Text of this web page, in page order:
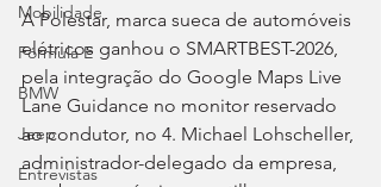
Mobilidade
Fórmula E
BMW
Jeep
Entrevistas
A Polestar, marca sueca de automóveis
elétricos ganhou o SMARTBEST-2026,
pela integração do Google Maps Live
Lane Guidance no monitor reservado
ao condutor, no 4. Michael Lohscheller,
administrador-delegado da empresa,